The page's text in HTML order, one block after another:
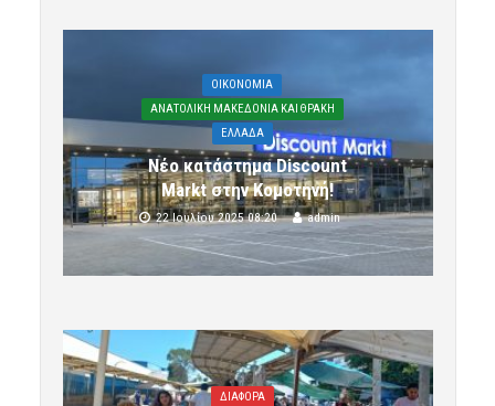
OIKONOMIA
ΑΝΑΤΟΛΙΚΗ ΜΑΚΕΔΟΝΙΑ ΚΑΙ ΘΡΑΚΗ
ΕΛΛΑΔΑ
Νέο κατάστημα Discount
Markt στην Κομοτηνή!
22 Ιουλίου 2025 08:20 admin
ΔΙΑΦΟΡΑ